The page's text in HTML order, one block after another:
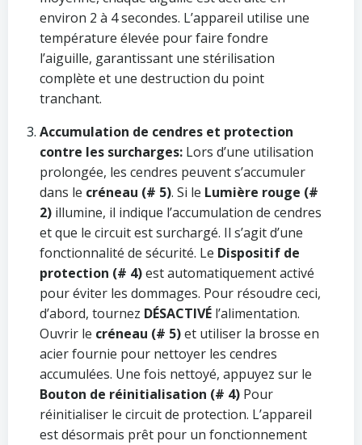
environ 2 à 4 secondes. L’appareil utilise une
température élevée pour faire fondre
l’aiguille, garantissant une stérilisation
complète et une destruction du point
tranchant.
Accumulation de cendres et protection
contre les surcharges: Lors d’une utilisation
prolongée, les cendres peuvent s’accumuler
dans le créneau (# 5). Si le Lumière rouge (#
2) illumine, il indique l’accumulation de cendres
et que le circuit est surchargé. Il s’agit d’une
fonctionnalité de sécurité. Le Dispositif de
protection (# 4)est automatiquement activé
pour éviter les dommages. Pour résoudre ceci,
d’abord, tournez DÉSACTIVÉ l’alimentation.
Ouvrir le créneau (# 5)et utiliser la brosse en
acier fournie pour nettoyer les cendres
accumulées. Une fois nettoyé, appuyez sur le
Bouton de réinitialisation (# 4) Pour
réinitialiser le circuit de protection. L’appareil
est désormais prêt pour un fonctionnement